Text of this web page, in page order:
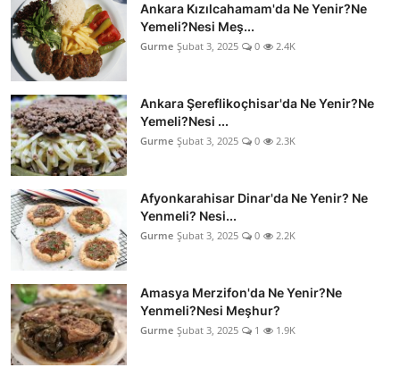
Helal Gıda & Dini Hükümler
Gıda Güvenliği & Bilimi
Kalori & Diyet Rehberi
Mutfak Püf Noktaları & İpuçları
Temel Gıda ve Ürün Rehberleri
İçecek Kültürü & Barista
Yöresel Tarifler & Ev Yemekleri
Gıda Güvenliği & Sağlık
Ankara Kızılcahamam'da Ne Yenir?Ne
Yemeli?Nesi Meş...
Gurme Şubat 3, 2025 0 2.4K
Ankara Şereflikoçhisar'da Ne Yenir?Ne
Yemeli?Nesi ...
Gurme Şubat 3, 2025 0 2.3K
Afyonkarahisar Dinar'da Ne Yenir? Ne
Yenmeli? Nesi...
Gurme Şubat 3, 2025 0 2.2K
Amasya Merzifon'da Ne Yenir?Ne
Yenmeli?Nesi Meşhur?
Gurme Şubat 3, 2025 1 1.9K